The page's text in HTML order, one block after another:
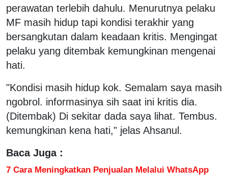
perawatan terlebih dahulu. Menurutnya pelaku
MF masih hidup tapi kondisi terakhir yang
bersangkutan dalam keadaan kritis. Mengingat
pelaku yang ditembak kemungkinan mengenai
hati.
"Kondisi masih hidup kok. Semalam saya masih
ngobrol. informasinya sih saat ini kritis dia.
(Ditembak) Di sekitar dada saya lihat. Tembus.
kemungkinan kena hati," jelas Ahsanul.
Baca Juga :
7 Cara Meningkatkan Penjualan Melalui WhatsApp